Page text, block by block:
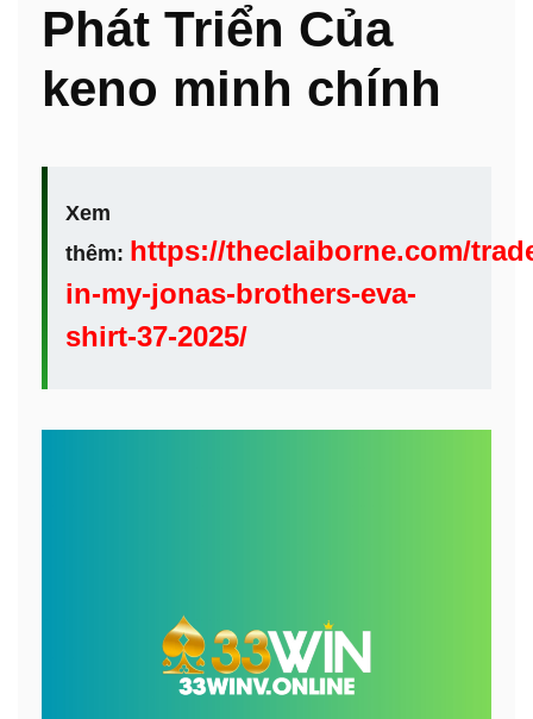
Phát Triển Của
keno minh chính
Xem
thêm: https://theclaiborne.com/
in-my-jonas-brothers-eva-
shirt-37-2025/